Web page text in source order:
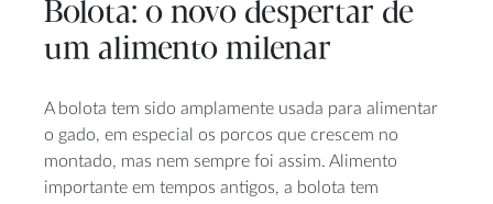
Bolota: o novo despertar de
um alimento milenar
A bolota tem sido amplamente usada para alimentar
o gado, em especial os porcos que crescem no
montado, mas nem sempre foi assim. Alimento
importante em tempos antigos, a bolota tem